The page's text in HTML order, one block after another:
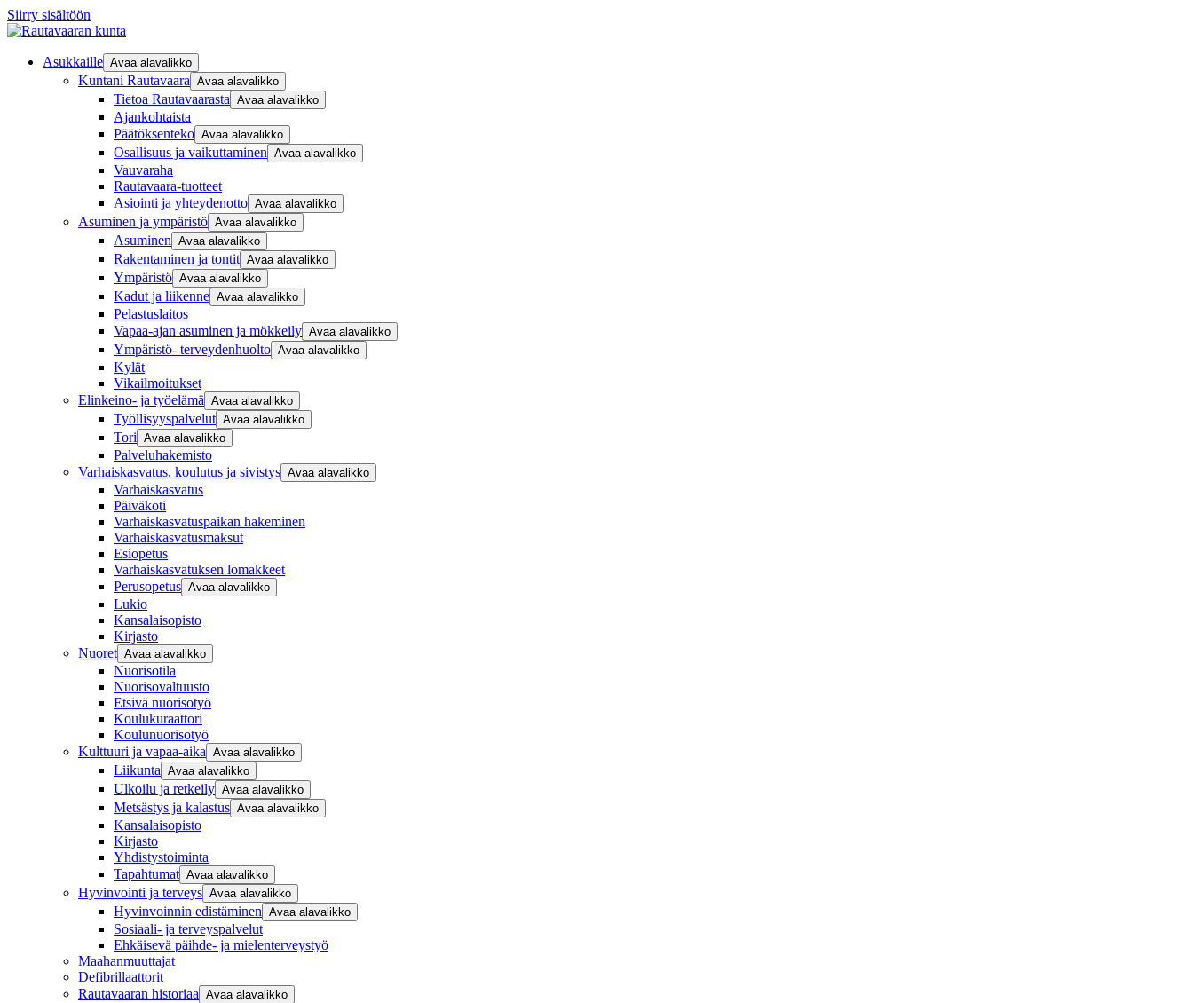
Siirry sisältöön
Asukkaille Avaa alavalikko
Kuntani Rautavaara Avaa alavalikko
Tietoa Rautavaarasta Avaa alavalikko
Ajankohtaista
Päätöksenteko Avaa alavalikko
Osallisuus ja vaikuttaminen Avaa alavalikko
Vauvaraha
Rautavaara-tuotteet
Asiointi ja yhteydenotto Avaa alavalikko
Asuminen ja ympäristö Avaa alavalikko
Asuminen Avaa alavalikko
Rakentaminen ja tontit Avaa alavalikko
Ympäristö Avaa alavalikko
Kadut ja liikenne Avaa alavalikko
Pelastuslaitos
Vapaa-ajan asuminen ja mökkeily Avaa alavalikko
Ympäristö- terveydenhuolto Avaa alavalikko
Kylät
Vikailmoitukset
Elinkeino- ja työelämä Avaa alavalikko
Työllisyyspalvelut Avaa alavalikko
Tori Avaa alavalikko
Palveluhakemisto
Varhaiskasvatus, koulutus ja sivistys Avaa alavalikko
Varhaiskasvatus
Päiväkoti
Varhaiskasvatuspaikan hakeminen
Varhaiskasvatusmaksut
Esiopetus
Varhaiskasvatuksen lomakkeet
Perusopetus Avaa alavalikko
Lukio
Kansalaisopisto
Kirjasto
Nuoret Avaa alavalikko
Nuorisotila
Nuorisovaltuusto
Etsivä nuorisotyö
Koulukuraattori
Koulunuorisotyö
Kulttuuri ja vapaa-aika Avaa alavalikko
Liikunta Avaa alavalikko
Ulkoilu ja retkeily Avaa alavalikko
Metsästys ja kalastus Avaa alavalikko
Kansalaisopisto
Kirjasto
Yhdistystoiminta
Tapahtumat Avaa alavalikko
Hyvinvointi ja terveys Avaa alavalikko
Hyvinvoinnin edistäminen Avaa alavalikko
Sosiaali- ja terveyspalvelut
Ehkäisevä päihde- ja mielenterveystyö
Maahanmuuttajat
Defibrillaattorit
Rautavaaran historiaa Avaa alavalikko